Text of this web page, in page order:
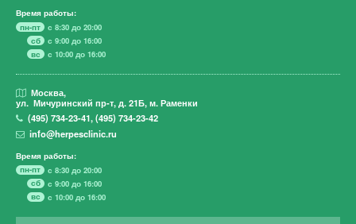
Время работы:
пн-пт
с 8:30 до 20:00
сб
с 9:00 до 16:00
вс
с 10:00 до 16:00
Москва,
ул. Мичуринский пр-т, д. 21Б, м. Раменки
(495)734-23-41,(495)734-23-42
info@herpesclinic.ru
Время работы:
пн-пт
с 8:30 до 20:00
сб
с 9:00 до 16:00
вс
с 10:00 до 16:00